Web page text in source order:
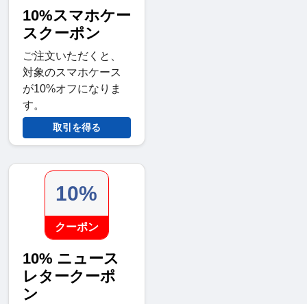
10%スマホケー
スクーポン
ご注文いただくと、
対象のスマホケース
が10%オフになりま
す。
取引を得る
10%
クーポン
10% ニュース
レタークーポ
ン